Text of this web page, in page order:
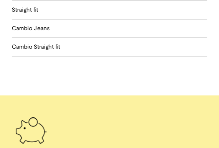
Straight fit
Cambio Jeans
Cambio Straight fit